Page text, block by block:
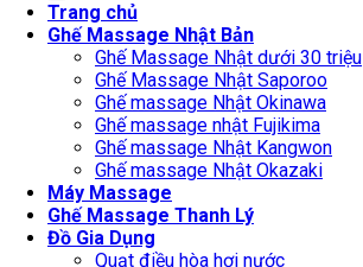
Trang chủ
Ghế Massage Nhật Bản
Ghế Massage Nhật dưới 30 triệu
Ghế Massage Nhật Saporoo
Ghế massage Nhật Okinawa
Ghế massage nhật Fujikima
Ghế massage Nhật Kangwon
Ghế massage Nhật Okazaki
Máy Massage
Ghế Massage Thanh Lý
Đồ Gia Dụng
Quạt điều hòa hơi nước